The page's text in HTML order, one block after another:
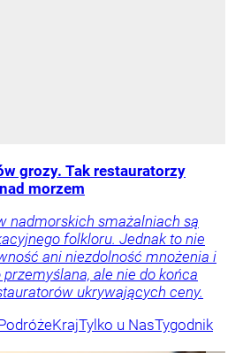
grozy. Tak restauratorzy
morzem
nadmorskich smażalniach są
folkloru. Jednak to nie
ani niezdolność mnożenia i
ale nie do końca
ukrywających ceny.
KrajTylko u NasTygodnik